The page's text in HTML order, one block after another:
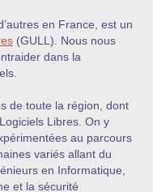
en France, est un
(GULL). Nous nous
dans la
de toute la région, dont
Libres. On y
au parcours
variés allant du
en Informatique,
et la sécurité